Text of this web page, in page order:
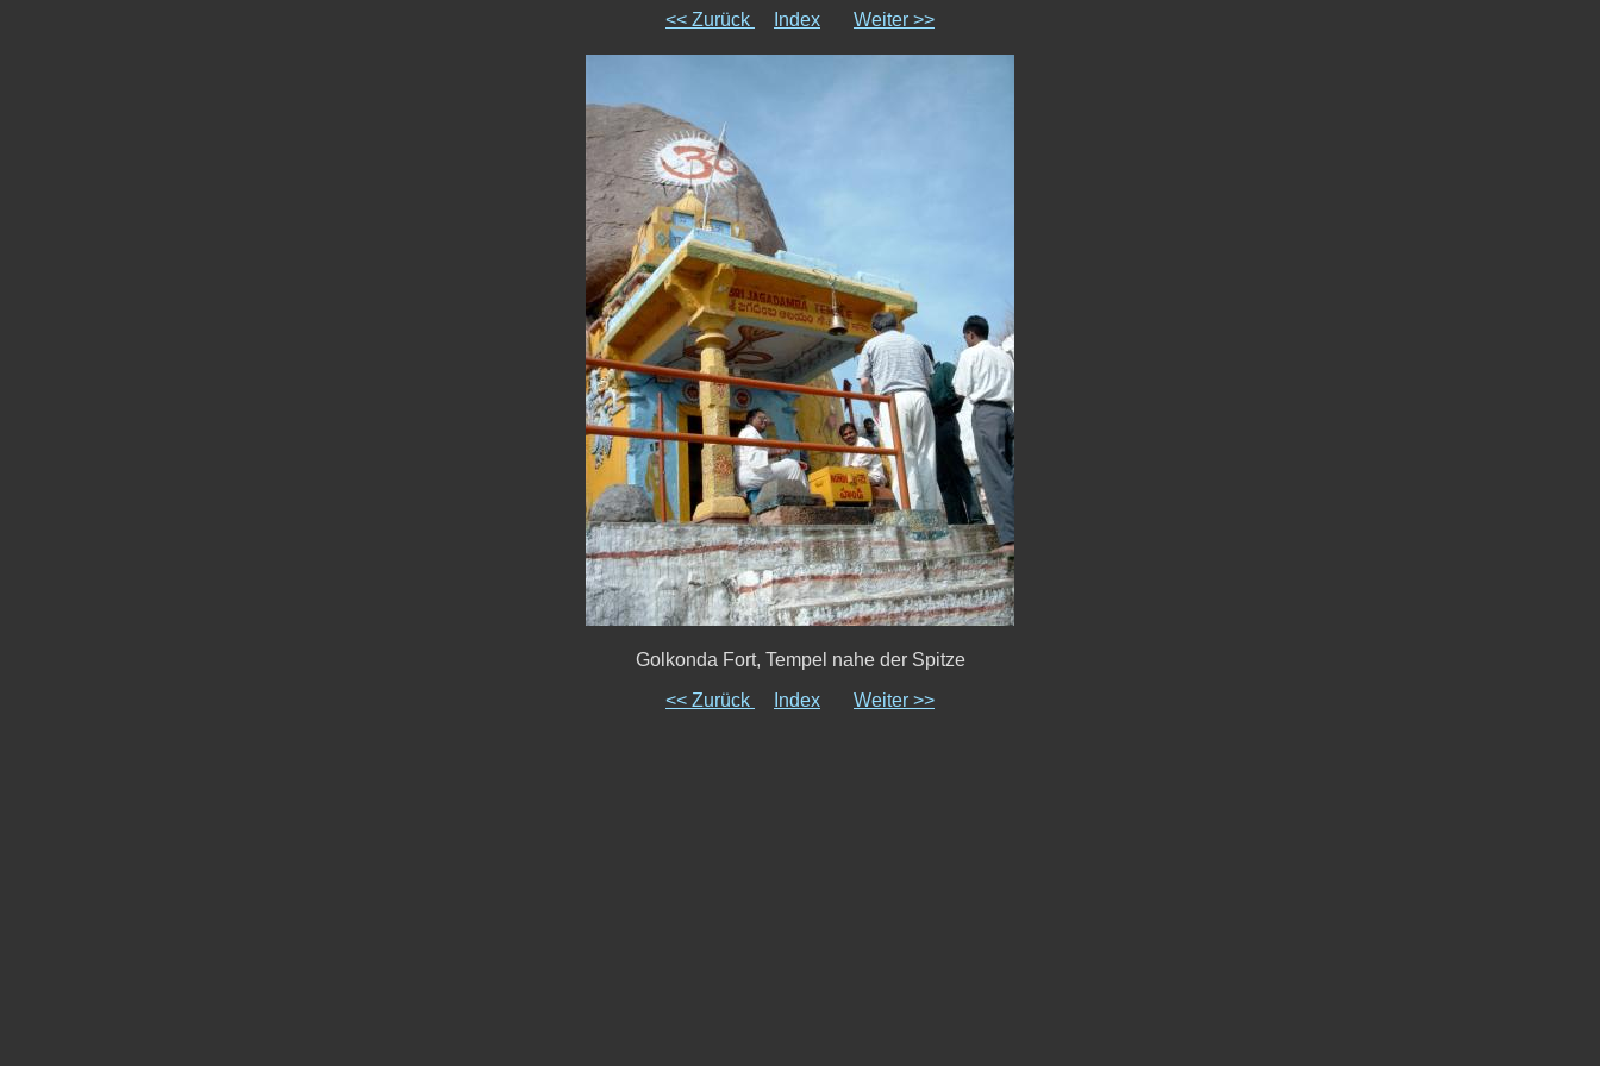
<< Zurück Index Weiter >>
Golkonda Fort, Tempel nahe der Spitze
<< Zurück
Index Weiter >>